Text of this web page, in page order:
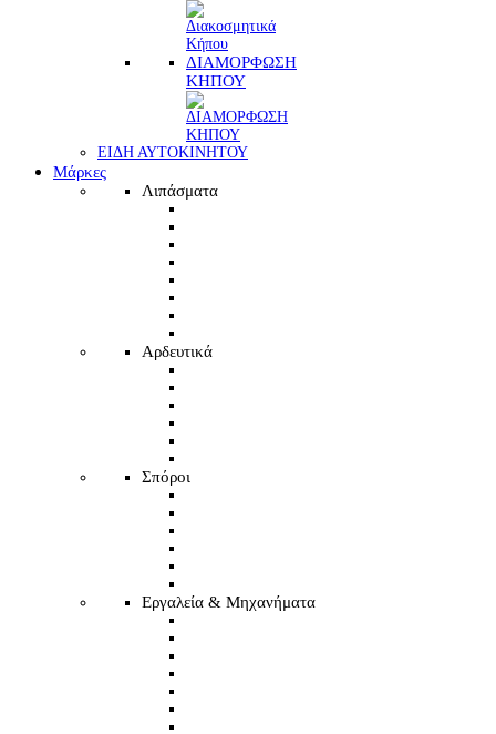
ΔΙΑΜΟΡΦΩΣΗ
ΚΗΠΟΥ
ΕΙΔΗ ΑΥΤΟΚΙΝΗΤΟΥ
Μάρκες
Λιπάσματα
Αρδευτικά
Σπόροι
Εργαλεία & Μηχανήματα